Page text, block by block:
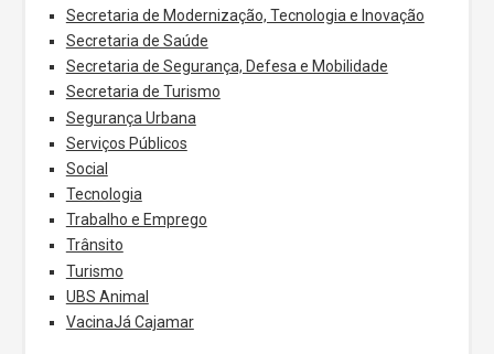
Secretaria de Modernização, Tecnologia e Inovação
Secretaria de Saúde
Secretaria de Segurança, Defesa e Mobilidade
Secretaria de Turismo
Segurança Urbana
Serviços Públicos
Social
Tecnologia
Trabalho e Emprego
Trânsito
Turismo
UBS Animal
VacinaJá Cajamar